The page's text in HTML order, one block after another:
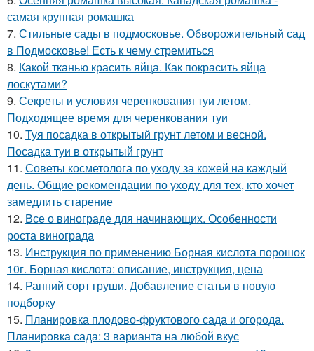
самая крупная ромашка
7. Стильные сады в подмосковье. Обворожительный сад
в Подмосковье! Есть к чему стремиться
8. Какой тканью красить яйца. Как покрасить яйца
лоскутами?
9. Секреты и условия черенкования туи летом.
Подходящее время для черенкования туи
10. Туя посадка в открытый грунт летом и весной.
Посадка туи в открытый грунт
11. Советы косметолога по уходу за кожей на каждый
день. Общие рекомендации по уходу для тех, кто хочет
замедлить старение
12. Все о винограде для начинающих. Особенности
роста винограда
13. Инструкция по применению Борная кислота порошок
10г. Борная кислота: описание, инструкция, цена
14. Ранний сорт груши. Добавление статьи в новую
подборку
15. Планировка плодово-фруктового сада и огорода.
Планировка сада: 3 варианта на любой вкус